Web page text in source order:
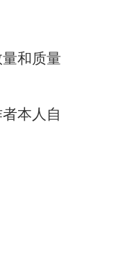
和质量
本人自